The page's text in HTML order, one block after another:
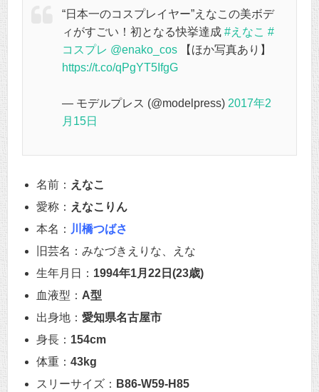
“日本一のコスプレイヤー”えなこの美ボデ
ィがすごい！初となる快挙達成 #えなこ #
コスプレ @enako_cos 【ほか写真あり】
https://t.co/qPgYT5IfgG
— モデルプレス (@modelpress) 2017年2
月15日
名前： えなこ
愛称： えなこりん
本名： 川橋つばさ
旧芸名：みなづきえりな、えな
生年月日： 1994年1月22日(23歳)
血液型： A型
出身地： 愛知県名古屋市
身長： 154cm
体重： 43kg
スリーサイズ： B86-W59-H85